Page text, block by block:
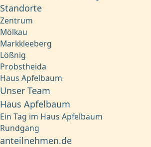
Standorte
Zentrum
Mölkau
Markkleeberg
Lößnig
Probstheida
Haus Apfelbaum
Unser Team
Haus Apfelbaum
Ein Tag im Haus Apfelbaum
Rundgang
anteilnehmen.de